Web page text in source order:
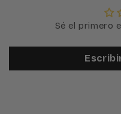
Sé el primero